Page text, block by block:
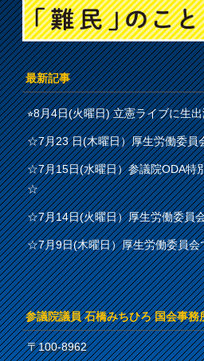
最新記事
⭐︎8月4日(火曜日) 立憲ライブに生出
☆7月23 日(木曜日）厚生労働委員
☆7月15日(水曜日）参議院ODA特
☆
☆7月14日(火曜日）厚生労働委員
☆7月9日(木曜日）厚生労働委員
参議院議員 石橋みちひろ 国会事務
〒100-8962